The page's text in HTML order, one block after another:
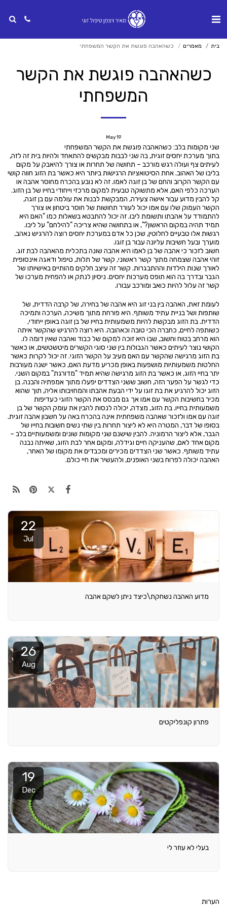
בית מאמרים כשהאהבה פוגשת את הקשר המשפחתי
כשהאהבה פוגשת את הקשר
המשפחתי
19
May
שני מקומות בלב: כשהאהבה פוגשת את הקשר המשפחתי
בתוך מערכת יחסים זוגית, בה שני לבבות מבקשים להתאחד ולהיות בית זה לזה,
לעיתים צף ועולה רגש מורכב – תחושה של תחרות או צורך להיאבק על מקום
בליבו של האהוב. אחת הסיטואציות הרגישות ביותר היא כאשר בת הזוג חווה קושי
עם הקשר הקרוב והחם של בן זוגה לאמו. זה לא נובע בהכרח מחוסר אהבה או
הערכה כלפי האם, אלא מתשוקה טבעית למקום מרכזי וייחודי בחייו של בן הזוג.
קל להבין מדוע עבור אישה צעירה, המבקשת לבנות את עולמה עם בן זוגה,
הקשר העמוק שלו עם אמו יכול לעורר תחושות של חוסר ביטחון או צורך
להתמודד על אהבתו ותשומת ליבו. זה יכול להתבטא בשאלות כמו "האם היא
תמיד תהיה במקום הראשון?", או בתחושה שהיא צריכה "להילחם" על ליבו.
רגשות אלו טבעיים לחלוטין, שכן כל אדם במערכת יחסים רוצה להרגיש נאהב,
מוערך ובעל חשיבות עליונה עבור בן זוגו.
חשוב לזכור כי אהבה של בן לאמו היא אהבה שונה בתכלית מהאהבה לבת זוג.
זוהי אהבה שצמחה מתוך קשר ראשוני, קשר של תלות, טיפול ודאגה אינסופית
לאורך שנות הילדות וההתבגרות. קשר זה עיצב חלקים מהותיים באישיותו של
הגבר ובדרך בה הוא תופס מערכות יחסים. ניסיון לנתק או להפחית מערכו של
קשר זה עלול להיות כואב ומורכב עבורו.
לעומת זאת, האהבה בין בני זוג היא אהבה של בחירה, של קרבה הדדית, של
שותפות ושל בניית עתיד משותף. היא פורחת מתוך משיכה, הערכה ותמיכה
הדדית. בת הזוג מבקשת להיות משמעותית בחייו של בן זוגה באופן ייחודי,
כשותפה לחיים, כחברה הכי טובה וכאהובה. היא רוצה להרגיש שהקשר איתה
הוא מרחב בטוח וחשוב, שבו היא זוכה למקום של כבוד ואהבה שאין דומה לו.
הקושי נוצר לעיתים כאשר הגבולות בין שני סוגי הקשרים מיטשטשים, או כאשר
בת הזוג מרגישה שהקשר עם האם מעיב על הקשר הזוגי. זה יכול לקרות כאשר
החלטות משמעותיות מושפעות באופן מכריע מדעת האם, כאשר ישנה מעורבות
יתר בחיי הזוג, או כאשר בת הזוג מרגישה שהיא תמיד "מדורגת" במקום השני.
כדי לגשר על הפער הזה, חשוב ששני הצדדים יפעלו מתוך אמפתיה והבנה. בן
הזוג יכול להרגיע את בת זוגו על ידי הבעת אהבתו והמחויבותו אליה, תוך שהוא
מכיר בחשיבות הקשר עם אמו אך גם מבסס את הקשר הזוגי כעדיפות
משמעותית בחייו. בת הזוג, מצדה, יכולה לנסות להבין את עומק הקשר של בן
זוגה עם אמו ולזכור שאהבה משפחתית אינה בהכרח באה על חשבון אהבה זוגית.
בסופו של דבר, המטרה היא לא ליצור תחרות בין שתי נשים חשובות בחייו של
הגבר, אלא ליצור הרמוניה. להבין שישנם שני מקומות שונים ומשמעותיים בלב –
מקום אחד לאם, שהעניקה חיים וגידלה, ומקום אחר לבת הזוג, שאיתה נבנה
עתיד משותף. כאשר שני הצדדים מכירים ומכבדים את מקומו של האחר,
האהבה יכולה לפרוח בשני האופנים, ולהעשיר את חיי כולם.
22
Jul
מדוע האהבה נשחקת\כיצד ניתן לשקם אהבה
26
Aug
פתרון קונפליקטים
19
Dec
בעלי לא עוזר לי
הערות